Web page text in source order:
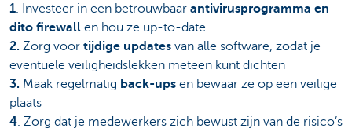
1 . Investeer in een betrouwbaar antivirusprogramma en
dito firewall en hou ze up-to-date
2. Zorg voor tijdige updates van alle software, zodat je
eventuele veiligheidslekken meteen kunt dichten
3. Maak regelmatig back-ups en bewaar ze op een veilige
plaats
4 . Zorg dat je medewerkers zich bewust zijn van de risico’s